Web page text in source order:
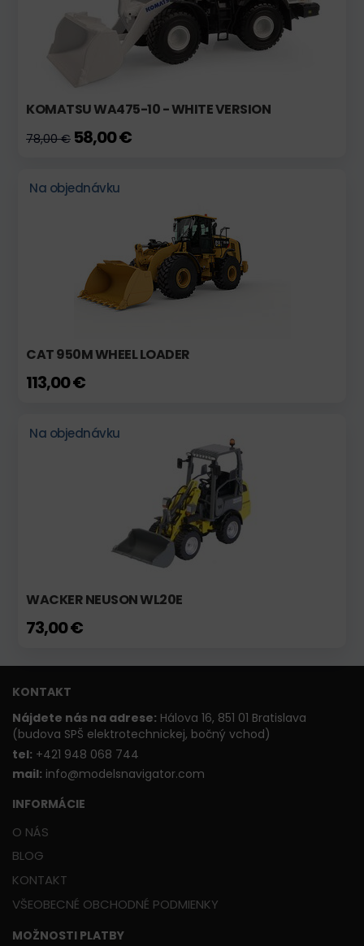
KOMATSU WA475-10 - WHITE VERSION
78,00 € 58,00 €
Na objednávku
CAT 950M WHEEL LOADER
113,00 €
Na objednávku
WACKER NEUSON WL20E
73,00 €
KONTAKT
Nájdete nás na adrese: Hálova 16, 851 01 Bratislava
(budova SPŠ elektrotechnickej, bočný vchod)
tel: +421 948 068 744
mail: info@modelsnavigator.com
INFORMÁCIE
O NÁS
BLOG
KONTAKT
VŠEOBECNÉ OBCHODNÉ PODMIENKY
MOŽNOSTI PLATBY